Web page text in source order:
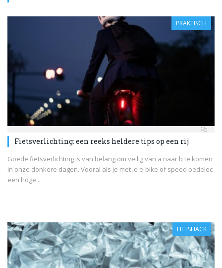
PRAKTISCH
Fietsverlichting: een reeks heldere tips op een rij
Goede fietsverlichting is van belang om veilig van a naar b te komen
in onze donkere dagen. Vooral als je met je e-bike of speed pedelec
een hoge...
FIETSHACK